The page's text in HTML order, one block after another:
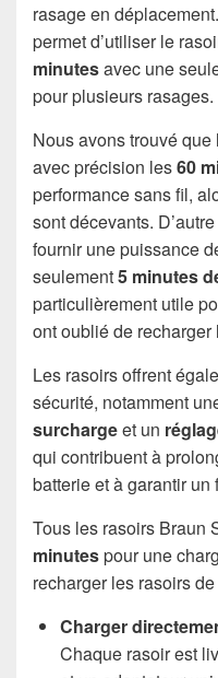
rasage en
permet d’utiliser le
minutesavec une
pour plusieurs rasages.
Nous avons trouvé
avec précision les60
performance sans fil,
sont décevants.
fournir une puissance
seulement5 minutes
particulièrement utile
ont oublié de recharger
Les rasoirs offrent
sécurité, notamment
surchargeet un
qui contribuent à
batterie et à garantir
Tous les rasoirs Braun
minutespour une
recharger les rasoirs
Charger
Chaque rasoir est